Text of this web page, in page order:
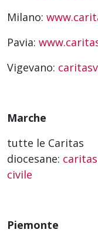
Milano:
Pavia:
Vigevano:
Marche
tutte le Caritas
diocesane:
civile
Piemonte